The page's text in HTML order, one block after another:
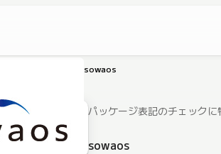
sowaos
パッケージ表記のチェック
sowaos